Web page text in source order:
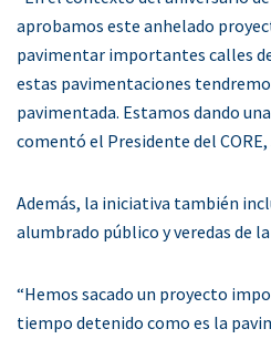
aprobamos este anhelado
pavimentar importantes calles
estas pavimentaciones
pavimentada. Estamos dando
comentó el Presidente del
Además, la iniciativa también
alumbrado público y veredas de
“Hemos sacado un proyecto
tiempo detenido como es la